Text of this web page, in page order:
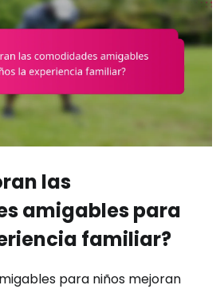
las
amigables para
familiar?
para niños mejoran